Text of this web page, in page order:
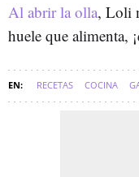
Al abrir la olla, Loli
huele que alimenta,
RECETAS COCINA